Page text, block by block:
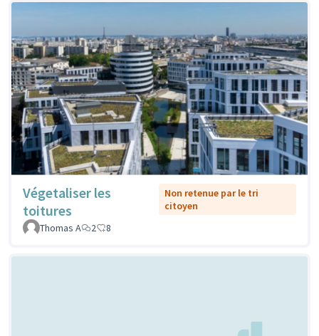
Végetaliser les
toitures
Non retenue par le tri
citoyen
Thomas A
2 8